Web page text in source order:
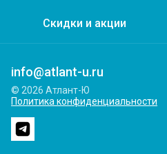
Скидки и акции
info@atlant-u.ru
© 2026 Атлант-Ю
Политика конфиденциальности